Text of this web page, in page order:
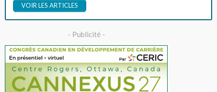
VOIR LES ARTICLES
- Publicité -